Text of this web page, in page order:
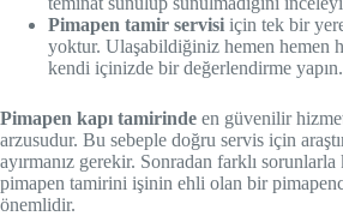
Pimapen tamir servisi için tek bir
yoktur. Ulaşabildiğiniz hemen hemen
kendi içinizde bir değerlendirme yapın.
Pimapen kapı tamirinde en güvenilir
arzusudur. Bu sebeple doğru servis için
ayırmanız gerekir. Sonradan farklı sorunlarla
pimapen tamirini işinin ehli olan bir
önemlidir.